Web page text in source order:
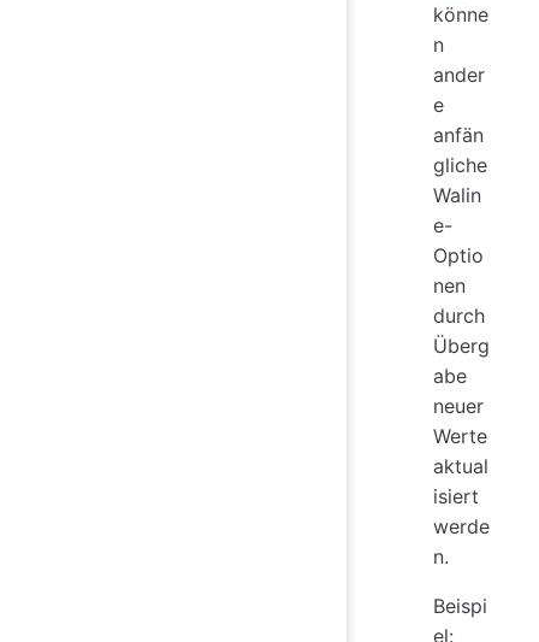
könne
n
ander
e
anfän
gliche
Walin
e-
Optio
nen
durch
Überg
abe
neuer
Werte
aktual
isiert
werde
n.
Beispi
el: